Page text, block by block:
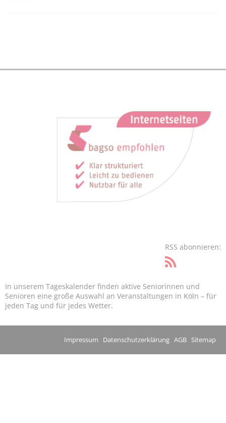
RSS abonnieren:
In unserem Tageskalender finden aktive Seniorinnen und
Senioren eine große Auswahl an Veranstaltungen in Köln – für
jeden Tag und für jedes Wetter.
Impressum Datenschutzerklärung AGB Sitemap